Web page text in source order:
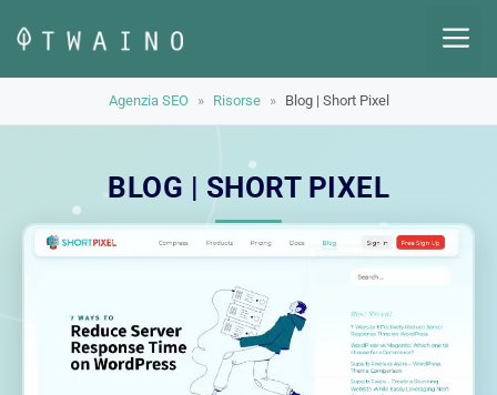
contenuto
Agenzia SEO » Risorse » Blog | Short Pixel
BLOG | SHORT PIXEL